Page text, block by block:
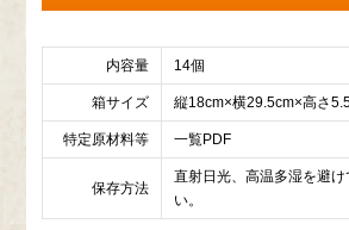
内容量 14個
箱サイズ 縦18cm×横29.5cm×高さ
特定原材料等 一覧PDF
保存方法
直射日光、高温多湿を避け
い。